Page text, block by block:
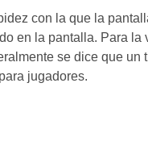
con la que la
en la pantalla. Para la
se dice que un
jugadores.